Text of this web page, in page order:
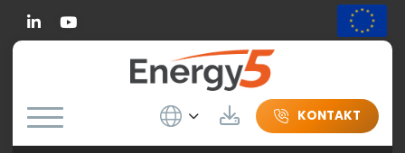
Wybierz język
Do pobraniaKONTAKT